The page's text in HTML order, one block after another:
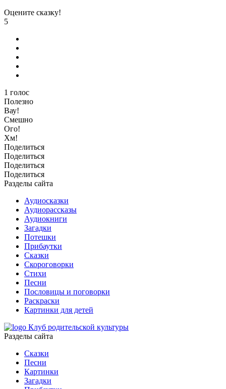
Оцените сказку!
5
1 голос
Полезно
Вау!
Смешно
Ого!
Хм!
Поделиться
Поделиться
Поделиться
Поделиться
Разделы сайта
Аудиосказки
Аудиорассказы
Аудиокниги
Загадки
Потешки
Прибаутки
Сказки
Скороговорки
Стихи
Песни
Пословицы и поговорки
Раскраски
Картинки для детей
Клуб родительской культуры
Разделы сайта
Сказки
Песни
Картинки
Загадки